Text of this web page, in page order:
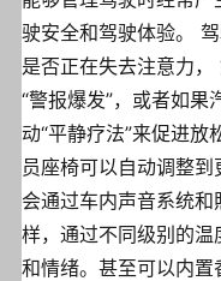
驶安全和驾驶体验。
是否正在失去注意力
“警报爆发”，或者如
动“平静疗法”来促进
员座椅可以自动调整到
会通过车内声音系统
样，通过不同级别的
和情绪。甚至可以内